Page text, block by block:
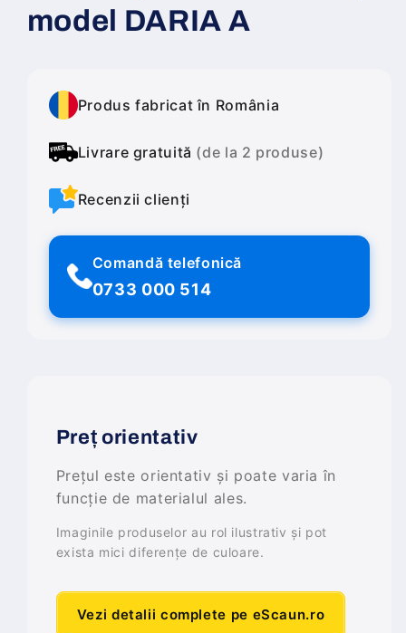
model DARIA A
Produs fabricat în România
Livrare gratuită (de la 2 produse)
Recenzii clienți
Comandă telefonică
0733 000 514
Preț orientativ
Prețul este orientativ și poate varia în
funcție de materialul ales.
Imaginile produselor au rol ilustrativ și pot
exista mici diferențe de culoare.
Vezi detalii complete pe eScaun.ro